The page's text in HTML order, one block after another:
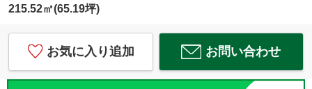
215.52㎡(65.19坪)
お気に入り追加 お問い合わせ